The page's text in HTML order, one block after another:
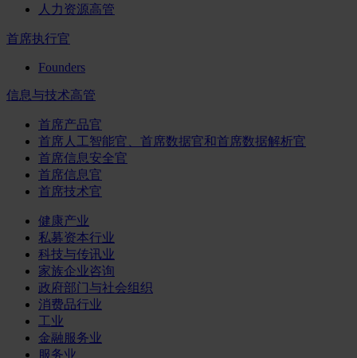
人力资源高管
首席执行官
Founders
信息与技术高管
首席产品官
首席人工智能官、首席数据官和首席数据解析官
首席信息安全官
首席信息官
首席技术官
健康产业
私募资本行业
科技与传讯业
家族企业咨询
政府部门与社会组织
消费品行业
工业
金融服务业
服务业